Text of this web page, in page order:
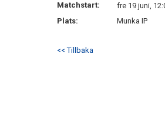
Matchstart:
fre 19 juni,
Plats:
Munka IP
<< Tillbaka